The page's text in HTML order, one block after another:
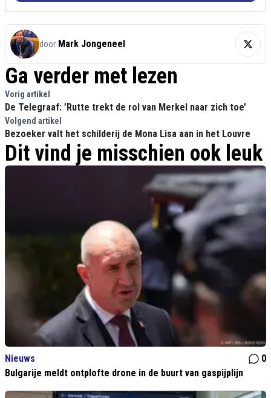
door Mark Jongeneel
Ga verder met lezen
Vorig artikel
De Telegraaf: ’Rutte trekt de rol van Merkel naar zich toe’
Volgend artikel
Bezoeker valt het schilderij de Mona Lisa aan in het Louvre
Dit vind je misschien ook leuk
Nieuws
0
Bulgarije meldt ontplofte drone in de buurt van gaspijplijn